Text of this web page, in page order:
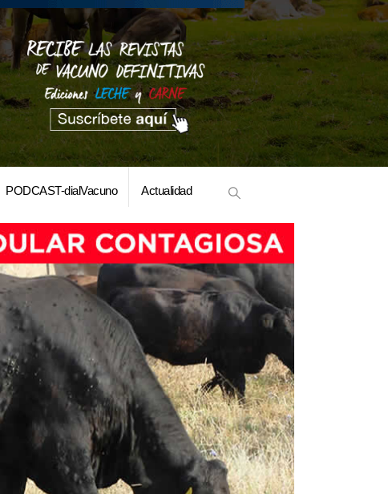
PODCAST-dialVacuno Actualidad